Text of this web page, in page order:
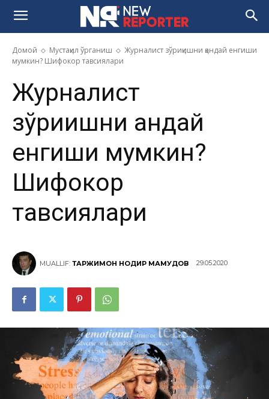
Домой Мустақил ўрганиш
Журналист зўриқишни қандай енгиши
мумкин? Шифокор тавсиялари
Журналист
зўриқишни қандай
енгиши мумкин?
Шифокор
тавсиялари
MUALLIF: ТАРЖИМОН НОДИР МАҲМУДОВ 29.05.2020